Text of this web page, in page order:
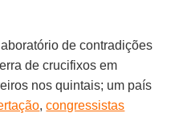
de contradições
de crucifixos em
nos quintais; um país
,congressistas